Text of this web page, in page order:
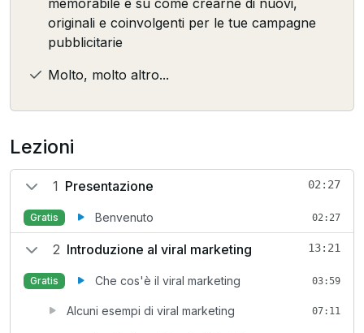
memorabile e su come crearne di nuovi,
originali e coinvolgenti per le tue campagne
pubblicitarie
Molto, molto altro...
Lezioni
1 Presentazione 02:27
Gratis Benvenuto 02:27
2 Introduzione al viral marketing 13:21
Gratis Che cos'è il viral marketing 03:59
Alcuni esempi di viral marketing 07:11